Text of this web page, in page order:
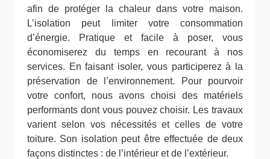
afin de protéger la chaleur dans votre maison.
L’isolation peut limiter votre consommation
d’énergie. Pratique et facile à poser, vous
économiserez du temps en recourant à nos
services. En faisant isoler, vous participerez à la
préservation de l’environnement. Pour pourvoir
votre confort, nous avons choisi des matériels
performants dont vous pouvez choisir. Les travaux
varient selon vos nécessités et celles de votre
toiture. Son isolation peut être effectuée de deux
façons distinctes : de l’intérieur et de l’extérieur.